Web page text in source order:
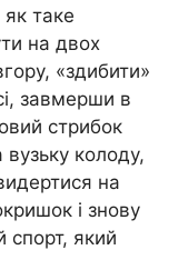
таке
на двох
«здибити»
завмерши в
стрибок
колоду,
на
і знову
спорт, який